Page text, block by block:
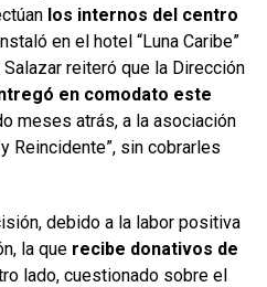
los internos del centro
en el hotel “Luna Caribe”
reiteró que la Dirección
en comodato este
meses atrás, a la asociación
Reincidente”, sin cobrarles
debido a la labor positiva
la que recibe donativos de
lado, cuestionado sobre el